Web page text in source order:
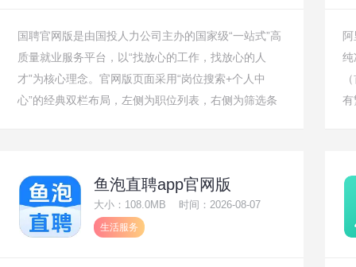
国聘官网版是由国投人力公司主办的国家级“一站式”高
质量就业服务平台，以“找放心的工作，找放心的人
才”为核心理念。官网版页面采用“岗位搜索+个人中
心”的经典双栏布局，左侧为职位列表，右侧为筛选条
双模式，并独创“公司屏蔽”功能，充分保护在职求职者
的隐私安全，是求职者进入国有单位的重要官方渠道。
纯
有
鱼泡直聘app官网版
大小：108.0MB 时间：2026-08-07
生活服务